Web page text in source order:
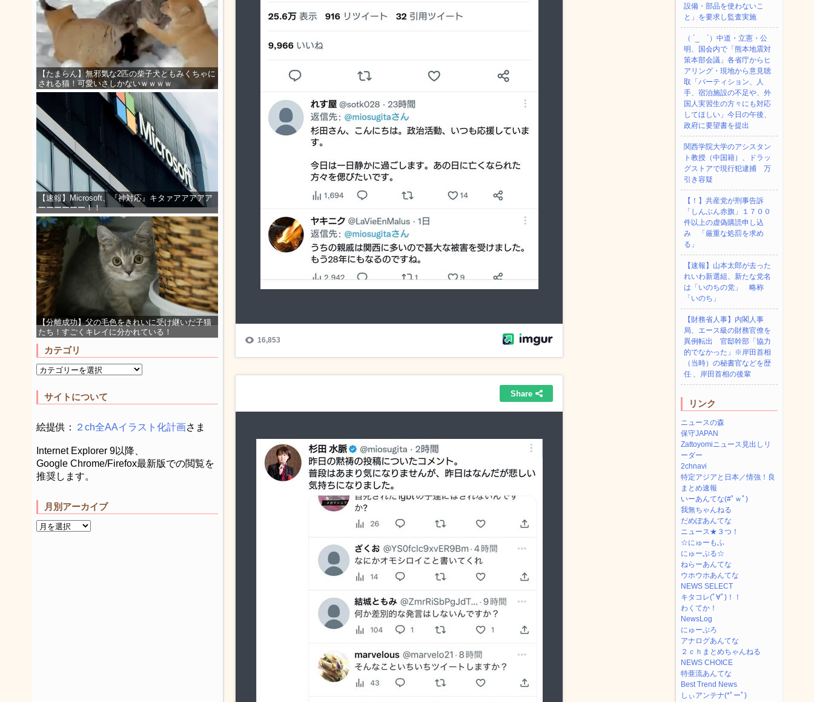
【たまらん】無邪気な2匹の柴子犬ともみくちゃに
される猫！可愛いさしかないｗｗｗｗ
【速報】Microsoft、『神対応』キタァアアアアア
ーーーーーー！！
【分離成功】父の毛色をきれいに受け継いだ子猫
たち！すごくキレイに分かれている！
カテゴリ
サイトについて
絵提供： ２ch全AAイラスト化計画さま
Internet Explorer 9以降、
Google Chrome/Firefox最新版での閲覧を
推奨します。
月別アーカイブ
設備・部品を使わないこ
と」を要求し監査実施
（ ´_ゝ`）中道・立憲・公
明、国会内で「熊本地震対
策本部会議」各省庁からヒ
アリング・現地から意見聴
取「パーティション、人
手、宿泊施設の不足や、外
国人実習生の方々にも対応
してほしい」今日の午後、
政府に要望書を提出
関西学院大学のアシスタン
ト教授（中国籍）、ドラッ
グストアで現行犯逮捕 万
引き容疑
【！】共産党が刑事告訴
「しんぶん赤旗」１７００
件以上の虚偽購読申し込
み 「厳重な処罰を求め
る」
【速報】山本太郎が去った
れいわ新選組、新たな党名
は「いのちの党」 略称
「いのち」
【財務省人事】内閣人事
局、エース級の財務官僚を
異例転出 官邸幹部「協力
的でなかった」※岸田首相
（当時）の秘書官などを歴
任 、岸田首相の後輩
リンク
ニュースの森
保守JAPAN
Zattoyomiニュース見出しリ
ーダー
2chnavi
特定アジアと日本／情強！良
まとめ速報
いーあんてな(#ﾟｗﾟ)
我無ちゃんねる
だめぽあんてな
ニュース★３つ！
☆にゅーもふ
にゅーぷる☆
ねらーあんてな
ウホウホあんてな
NEWS SELECT
キタコレ(ﾟ∀ﾟ)！！
わくてか！
NewsLog
にゅーぷろ
アナログあんてな
２ｃｈまとめちゃんねる
NEWS CHOICE
特亜流あんてな
Best Trend News
しぃアンテナ(*ﾟーﾟ)